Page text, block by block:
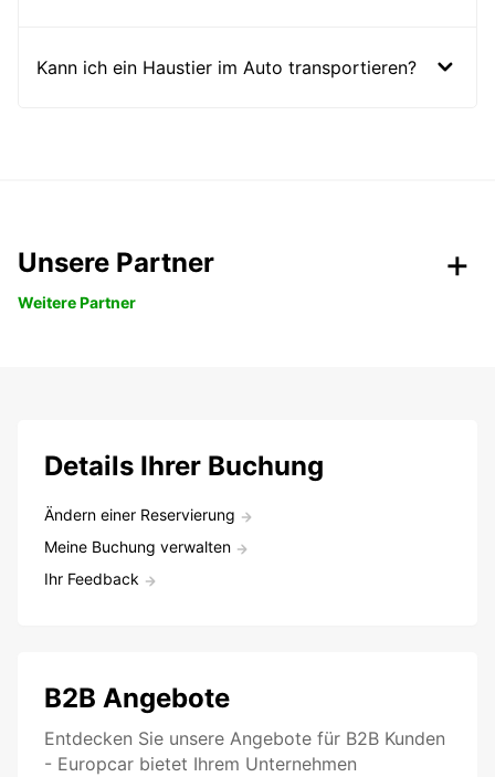
Kann ich ein Haustier im Auto transportieren?
Unsere Partner
Weitere Partner
Details Ihrer Buchung
Ändern einer Reservierung
Meine Buchung verwalten
Ihr Feedback
B2B Angebote
Entdecken Sie unsere Angebote für B2B Kunden
- Europcar bietet Ihrem Unternehmen